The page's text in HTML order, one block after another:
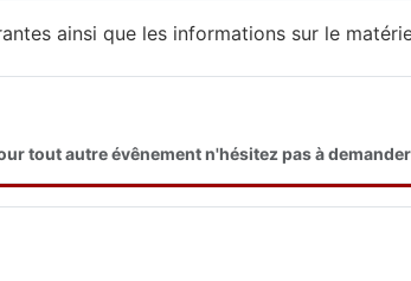
ainsi que les informations sur le
tout autre évênement n'hésitez pas à